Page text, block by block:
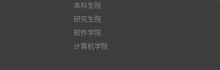
本科生院
研究生院
软件学院
计算机学院